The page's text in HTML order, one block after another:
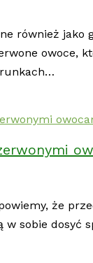
również jako
owoce,
że
w sobie dosyć